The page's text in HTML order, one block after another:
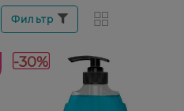
Фильтр
-30%